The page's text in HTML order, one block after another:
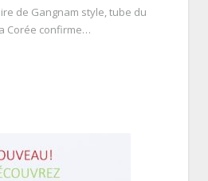
de Gangnam style, tube du
Corée confirme…